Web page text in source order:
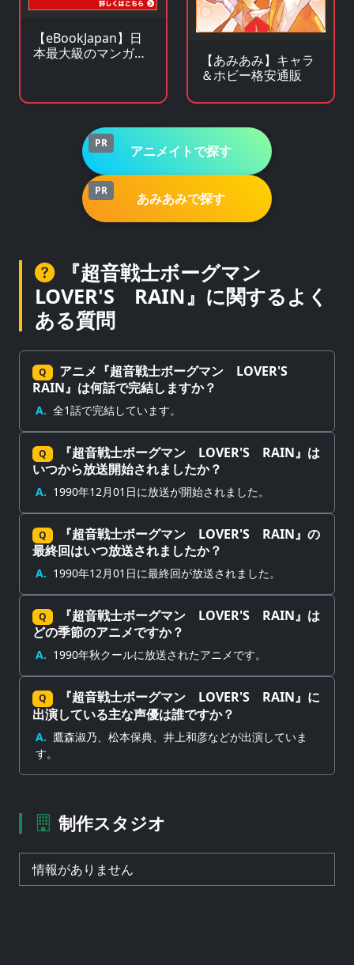
【eBookJapan】日
本最大級のマンガ
【あみあみ】キャラ
＆ホビー格安通販
PR アニメイトで探す
PR あみあみで探す
『超音戦士ボーグマン
LOVER'S RAIN』に関するよく
ある質問
Q
アニメ『超音戦士ボーグマン LOVER'S
RAIN』は何話で完結しますか？
A. 全1話で完結しています。
Q
『超音戦士ボーグマン LOVER'S RAIN』は
いつから放送開始されましたか？
A. 1990年12月01日に放送が開始されました。
Q
『超音戦士ボーグマン LOVER'S RAIN』の
最終回はいつ放送されましたか？
A. 1990年12月01日に最終回が放送されました。
Q
『超音戦士ボーグマン LOVER'S RAIN』は
どの季節のアニメですか？
A. 1990年秋クールに放送されたアニメです。
Q
『超音戦士ボーグマン LOVER'S RAIN』に
出演している主な声優は誰ですか？
A. 鷹森淑乃、松本保典、井上和彦などが出演していま
す。
制作スタジオ
情報がありません